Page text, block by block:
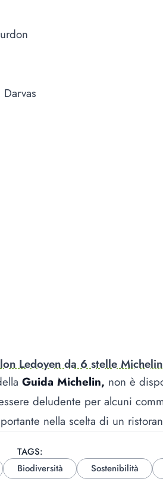
Ledoyen da 6 stelle Michelin
Guida Michelin, non è
deludente per alcuni
nella scelta di un
TAGS:
Biodiversità Sostenibilità